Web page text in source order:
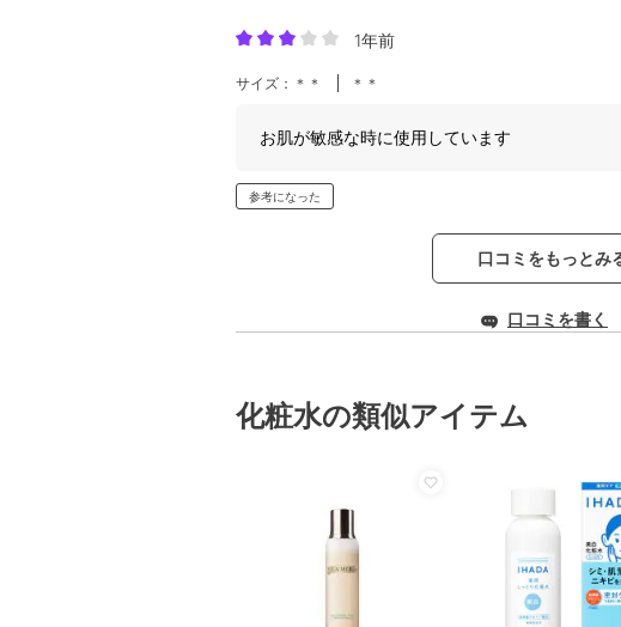
1年前
サイズ：＊＊ ＊＊
お肌が敏感な時に使用しています
参考になった
口コミをもっとみ
口コミを書く
化粧水の類似アイテム